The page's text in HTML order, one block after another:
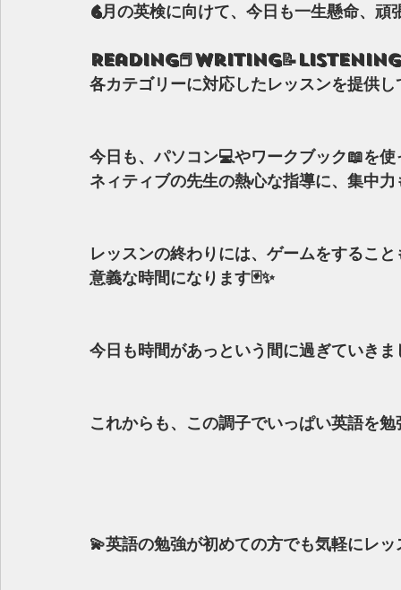
6月の英検に向けて、今日も一生懸命、頑
各カテゴリーに対応したレッスンを提供
今日も、パソコン💻やワークブック📖を
ネィティブの先生の熱心な指導に、集中
レッスンの終わりには、ゲームをするこ
意義な時間になります🃏✨
今日も時間があっという間に過ぎていきま
これからも、この調子でいっぱい英語を
💫英語の勉強が初めての方でも気軽にレ